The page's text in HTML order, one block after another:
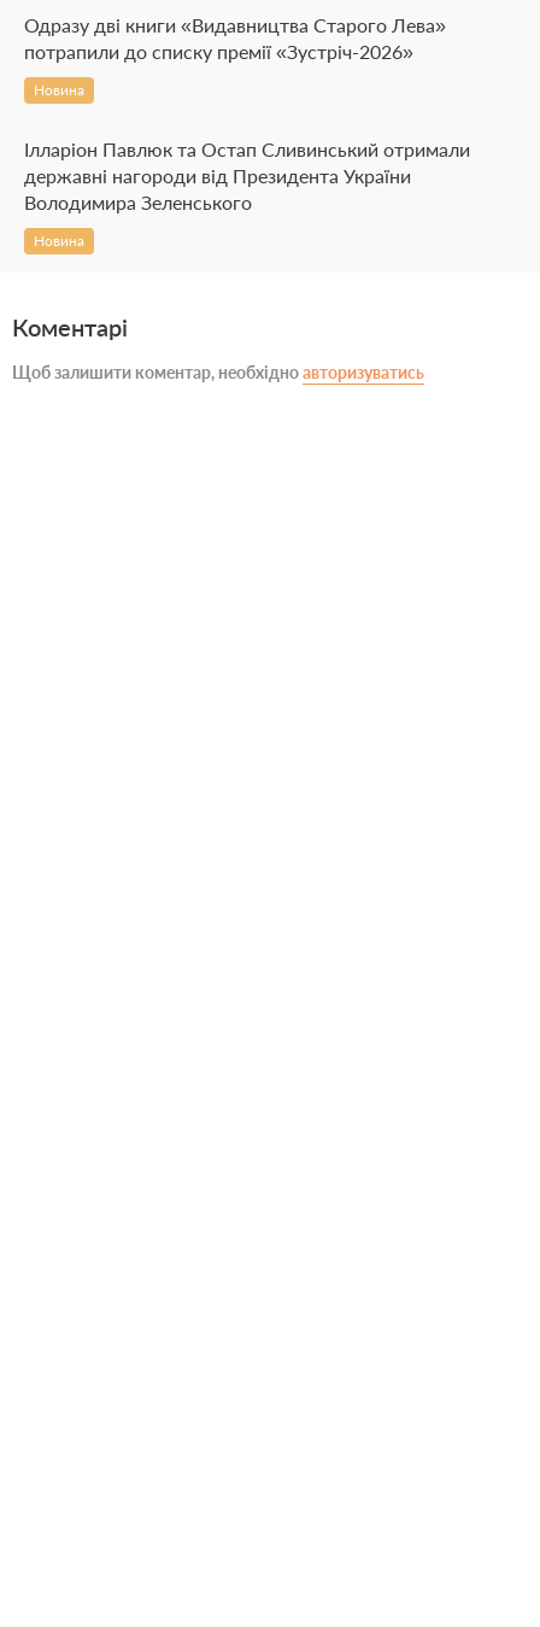
Одразу дві книги «Видавництва Старого Лева»
потрапили до списку премії «Зустріч-2026»
Новина
Ілларіон Павлюк та Остап Сливинський отримали
державні нагороди від Президента України
Володимира Зеленського
Новина
Коментарі
Щоб залишити коментар, необхідноавторизуватись